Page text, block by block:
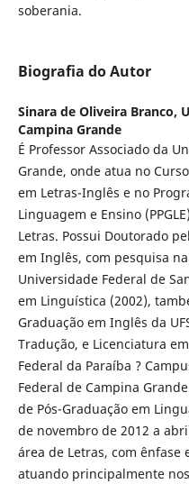
soberania.
Biografia do Autor
Sinara de Oliveira Branco,
Campina Grande
É Professor Associado da
Grande, onde atua no
em Letras-Inglês e no
Linguagem e Ensino
Letras. Possui Doutorado
em Inglês, com pesquisa
Universidade Federal de
em Linguística (2002),
Graduação em Inglês da
Tradução, e Licenciatura
Federal da Paraíba ?
Federal de Campina
de Pós-Graduação em
de novembro de 2012 a
área de Letras, com ênfase
atuando principalmente